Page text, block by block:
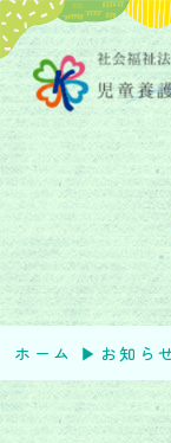
ホーム ▶︎ お知ら